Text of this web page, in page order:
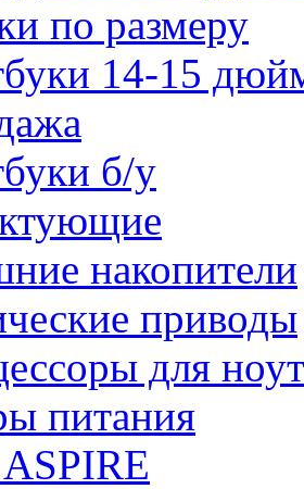
по размеру
14-15
б/у
накопители
приводы
для
питания